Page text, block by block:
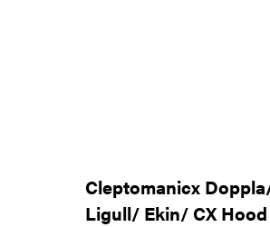
Cleptomanicx
Ligull/ Ekin/ CX Hood